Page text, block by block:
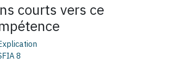
courts vers ce
8